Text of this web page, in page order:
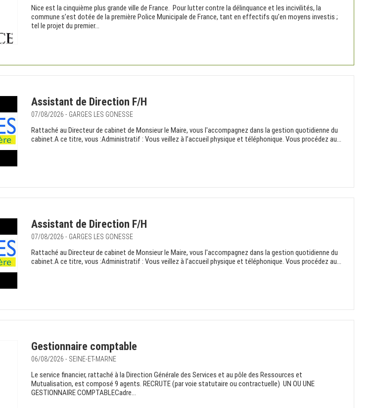
Nice est la cinquième plus grande ville de France. Pour lutter contre la délinquance et les incivilités, la
commune s’est dotée de la première Police Municipale de France, tant en effectifs qu’en moyens investis ;
tel le projet du premier...
Assistant de Direction F/H
07/08/2026 - GARGES LES GONESSE
Rattaché au Directeur de cabinet de Monsieur le Maire, vous l'accompagnez dans la gestion quotidienne du
cabinet.A ce titre, vous :Administratif : Vous veillez à l’accueil physique et téléphonique. Vous procédez au...
Assistant de Direction F/H
07/08/2026 - GARGES LES GONESSE
Rattaché au Directeur de cabinet de Monsieur le Maire, vous l'accompagnez dans la gestion quotidienne du
cabinet.A ce titre, vous :Administratif : Vous veillez à l’accueil physique et téléphonique. Vous procédez au...
Gestionnaire comptable
06/08/2026 - SEINE-ET-MARNE
Le service financier, rattaché à la Direction Générale des Services et au pôle des Ressources et
Mutualisation, est composé 9 agents. RECRUTE (par voie statutaire ou contractuelle) UN OU UNE
GESTIONNAIRE COMPTABLECadre...